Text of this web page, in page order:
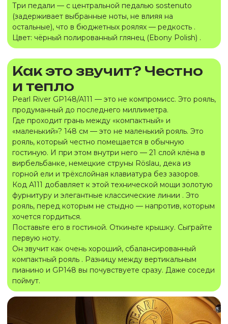
Три педали — с центральной педалью sostenuto
(задерживает выбранные ноты, не влияя на
остальные), что в бюджетных роялях — редкость .
Цвет: чёрный полированный глянец (Ebony Polish) .
Как это звучит? Честно
и тепло
Pearl River GP148/A111 — это не компромисс. Это рояль,
продуманный до последнего миллиметра.
Где проходит грань между «компактный» и
«маленький»? 148 см — это не маленький рояль. Это
рояль, который честно помещается в обычную
гостиную. И при этом внутри него — 21 слой клёна в
вирбельбанке, немецкие струны Röslau, дека из
горной ели и трёхслойная клавиатура без зазоров.
Код A111 добавляет к этой технической мощи золотую
фурнитуру и элегантные классические линии . Это
рояль, перед которым не стыдно — напротив, которым
хочется гордиться.
Поставьте его в гостиной. Откиньте крышку. Сыграйте
первую ноту.
Он звучит как очень хороший, сбалансированный
компактный рояль . Разницу между вертикальным
пианино и GP148 вы почувствуете сразу. Даже соседи
поймут.